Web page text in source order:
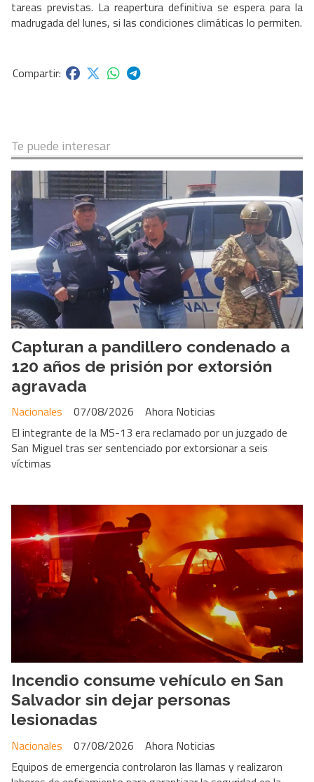
tareas previstas. La reapertura definitiva se espera para la
madrugada del lunes, si las condiciones climáticas lo permiten.
Te puede interesar
Capturan a pandillero condenado a
120 años de prisión por extorsión
agravada
Ahora Noticias
Nacionales
07/08/2026
El integrante de la MS-13 era reclamado por un juzgado de
San Miguel tras ser sentenciado por extorsionar a seis
víctimas
Incendio consume vehículo en San
Salvador sin dejar personas
lesionadas
Ahora Noticias
Nacionales
07/08/2026
Equipos de emergencia controlaron las llamas y realizaron